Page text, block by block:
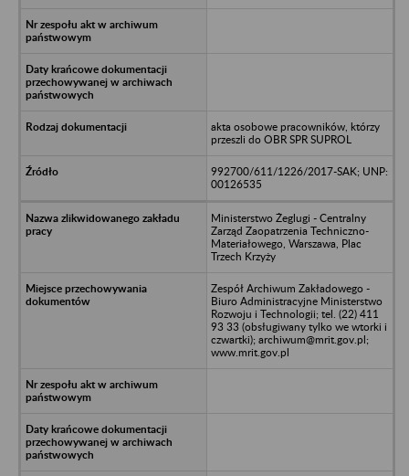
akta osobowe pracowników, którzy
przeszli do OBR SPR SUPROL
992700/611/1226/2017-SAK; UNP:
00126535
Ministerstwo Żeglugi - Centralny
Zarząd Zaopatrzenia Techniczno-
Materiałowego, Warszawa, Plac
Trzech Krzyży
Zespół Archiwum Zakładowego -
Biuro Administracyjne Ministerstwo
Rozwoju i Technologii; tel. (22) 411
93 33 (obsługiwany tylko we wtorki i
czwartki); archiwum@mrit.gov.pl;
www.mrit.gov.pl